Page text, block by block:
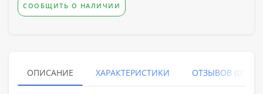
СООБЩИТЬ О НАЛИЧИИ
ОПИСАНИЕ ХАРАКТЕРИСТИКИ ОТЗЫВОВ (0)